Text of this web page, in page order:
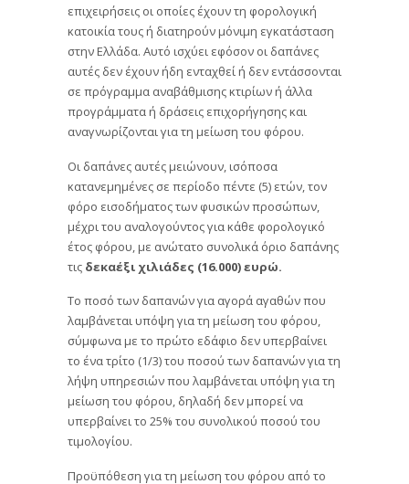
επιχειρήσεις οι οποίες έχουν τη φορολογική
κατοικία τους ή διατηρούν μόνιμη εγκατάσταση
στην Ελλάδα. Αυτό ισχύει εφόσον οι δαπάνες
αυτές δεν έχουν ήδη ενταχθεί ή δεν εντάσσονται
σε πρόγραμμα αναβάθμισης κτιρίων ή άλλα
προγράμματα ή δράσεις επιχορήγησης και
αναγνωρίζονται για τη μείωση του φόρου.
Οι δαπάνες αυτές μειώνουν, ισόποσα
κατανεμημένες σε περίοδο πέντε (5) ετών, τον
φόρο εισοδήματος των φυσικών προσώπων,
μέχρι του αναλογούντος για κάθε φορολογικό
έτος φόρου, με ανώτατο συνολικά όριο δαπάνης
τις δεκαέξι χιλιάδες (16.000) ευρώ
Το ποσό των δαπανών για αγορά αγαθών που
λαμβάνεται υπόψη για τη μείωση του φόρου,
σύμφωνα με το πρώτο εδάφιο δεν υπερβαίνει
το ένα τρίτο (1/3) του ποσού των δαπανών για τη
λήψη υπηρεσιών που λαμβάνεται υπόψη για τη
μείωση του φόρου, δηλαδή δεν μπορεί να
υπερβαίνει το 25% του συνολικού ποσού του
τιμολογίου.
Προϋπόθεση για τη μείωση του φόρου από το